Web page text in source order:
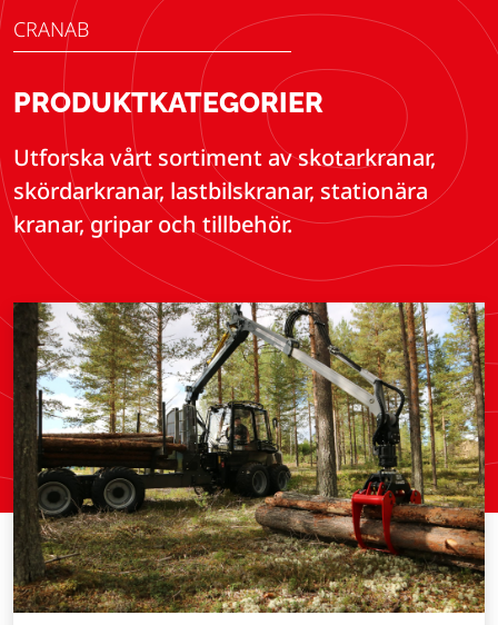
CRANAB
PRODUKTKATEGORIER
Utforska vårt sortiment av skotarkranar,
skördarkranar, lastbilskranar, stationära
kranar, gripar och tillbehör.